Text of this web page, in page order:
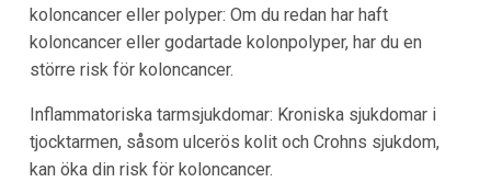
koloncancer eller polyper: Om du redan har haft
koloncancer eller godartade kolonpolyper, har du en
större risk för koloncancer.
Inflammatoriska tarmsjukdomar: Kroniska sjukdomar i
tjocktarmen, såsom ulcerös kolit och Crohns sjukdom,
kan öka din risk för koloncancer.